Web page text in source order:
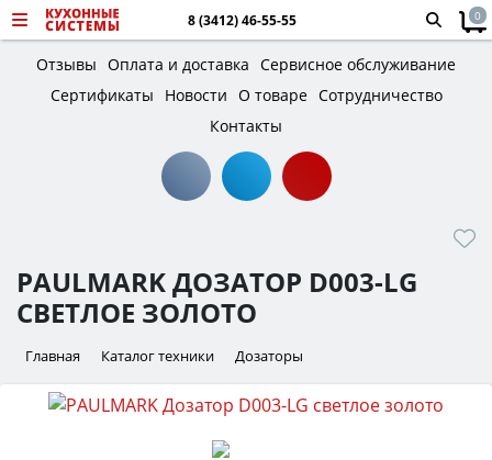
8 (3412) 46-55-55 0
Отзывы Оплата и доставка Сервисное обслуживание
Сертификаты
Новости О товаре Сотрудничество
Контакты
PAULMARK ДОЗАТОР D003-LG
СВЕТЛОЕ ЗОЛОТО
Главная Каталог техники Дозаторы